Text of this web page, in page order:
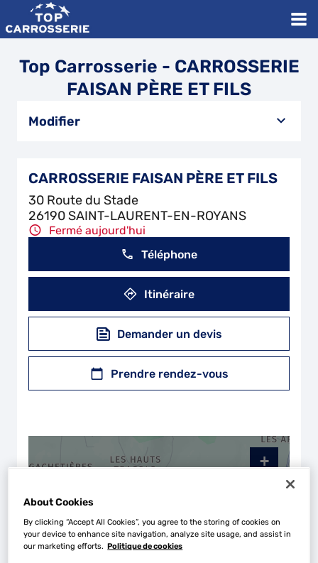
Top Carrosserie - CARROSSERIE
FAISAN PÈRE ET FILS
Modifier
CARROSSERIE FAISAN PÈRE ET FILS
30 Route du Stade
26190 SAINT-LAURENT-EN-ROYANS
Fermé aujourd'hui
Téléphone
Itinéraire
Demander un devis
Prendre rendez-vous
+
About Cookies
By clicking “Accept All Cookies”, you agree to the storing of cookies on
your device to enhance site navigation, analyze site usage, and assist in
our marketing efforts. Politique de cookies